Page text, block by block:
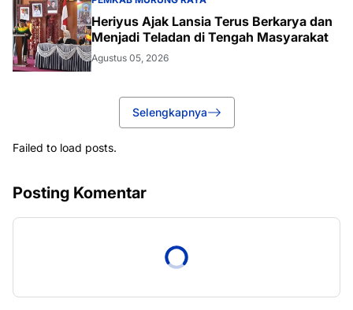
Heriyus Ajak Lansia Terus Berkarya dan
Menjadi Teladan di Tengah Masyarakat
Agustus 05, 2026
Selengkapnya
Failed to load posts.
Posting Komentar